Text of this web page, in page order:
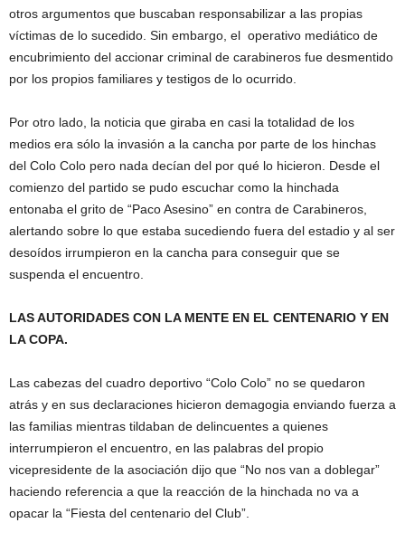
otros argumentos que buscaban responsabilizar a las propias
víctimas de lo sucedido. Sin embargo, el operativo mediático de
encubrimiento del accionar criminal de carabineros fue desmentido
por los propios familiares y testigos de lo ocurrido.
Por otro lado, la noticia que giraba en casi la totalidad de los
medios era sólo la invasión a la cancha por parte de los hinchas
del Colo Colo pero nada decían del por qué lo hicieron. Desde el
comienzo del partido se pudo escuchar como la hinchada
entonaba el grito de “Paco Asesino” en contra de Carabineros,
alertando sobre lo que estaba sucediendo fuera del estadio y al ser
desoídos irrumpieron en la cancha para conseguir que se
suspenda el encuentro.
LAS AUTORIDADES CON LA MENTE EN EL CENTENARIO Y EN
LA COPA.
Las cabezas del cuadro deportivo “Colo Colo” no se quedaron
atrás y en sus declaraciones hicieron demagogia enviando fuerza a
las familias mientras tildaban de delincuentes a quienes
interrumpieron el encuentro, en las palabras del propio
vicepresidente de la asociación dijo que “No nos van a doblegar”
haciendo referencia a que la reacción de la hinchada no va a
opacar la “Fiesta del centenario del Club”.